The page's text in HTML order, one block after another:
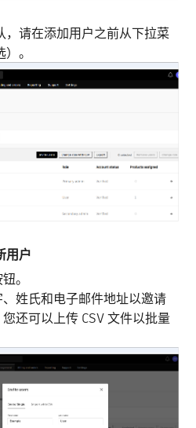
，请在添加用户之前从下拉菜
。
用户
。
姓氏和电子邮件地址以邀请
还可以上传 CSV 文件以批量